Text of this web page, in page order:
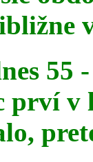
55
prví